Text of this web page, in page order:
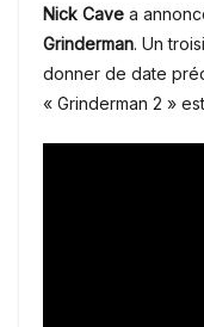
Nick Cave a
Grinderman. Un
donner de date
« Grinderman 2 »